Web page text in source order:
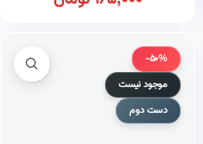
-50%
موجود نیست
دست دوم